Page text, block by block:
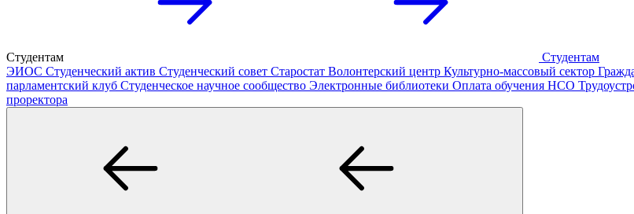
Студентам
Студентам
ЭИОС Студенческий актив Студенческий совет Старостат Волонтерский центр Культурно-массовый сектор
парламентский клуб Студенческое научное сообщество Электронные библиотеки Оплата обучения НСО
проректора